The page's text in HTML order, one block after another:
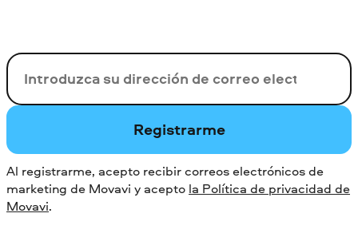
Su correo electrónico
Registrarme
Al registrarme, acepto recibir correos electrónicos de
marketing de Movavi y acepto la Política de privacidad de
Movavi.